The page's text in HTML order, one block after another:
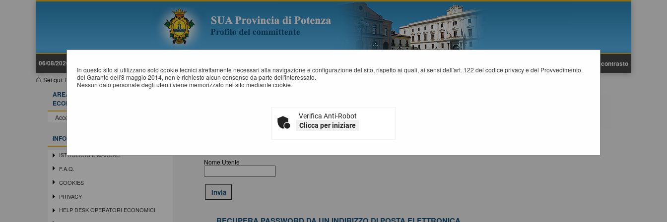
06/08/2026 11:17 Alto contrasto
Sei qui: Home»Accesso all'area riservata»Recupera Password
In questo sito si utilizzano solo cookie tecnici strettamente necessari alla navigazione e configurazione del sito, rispetto ai quali, ai sensi dell'art. 122 del codice privacy e del Provvedimento
del Garante dell'8 maggio 2014, non è richiesto alcun consenso da parte dell'interessato.
Nessun dato personale degli utenti viene memorizzato nel sito mediante cookie.
Verifica Anti-Robot
Clicca per iniziare
AREA RISERVATA OPERATORE
ECONOMICO
Accedi - Registrati
INFORMAZIONI
ISTRUZIONI E MANUALI
F.A.Q.
COOKIES
PRIVACY
HELP DESK OPERATORI ECONOMICI
(entrambe informazioni assegnate in fase di registrazione). Qualora non si disponga piÃ¹ del nome utente o della casella di posta
elettronica associata, contattare l'amministrazione.
Nome Utente